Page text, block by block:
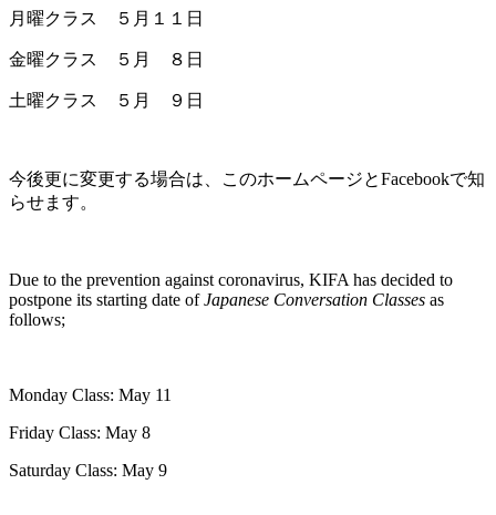
月曜クラス ５月１１日
金曜クラス ５月 ８日
土曜クラス ５月 ９日
今後更に変更する場合は、このホームページとFacebookで知
らせます。
Due to the prevention against coronavirus, KIFA has decided to
postpone its starting date ofJapanese Conversation Classes as
follows;
Monday Class: May 11
Friday Class: May 8
Saturday Class: May 9